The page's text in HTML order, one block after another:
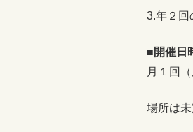
3.年２回
■開催日
月１回
場所は未